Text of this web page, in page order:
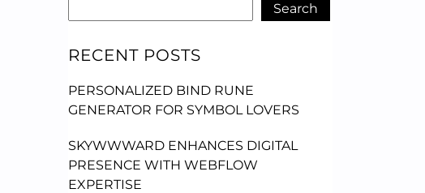
Search
RECENT POSTS
PERSONALIZED BIND RUNE
GENERATOR FOR SYMBOL LOVERS
SKYWWWARD ENHANCES DIGITAL
PRESENCE WITH WEBFLOW
EXPERTISE